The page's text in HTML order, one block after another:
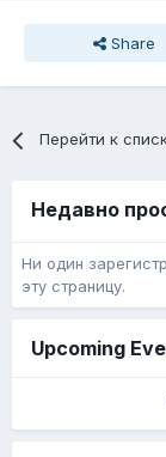
Share
Перейти к
Недавно
Ни один
эту страницу.
Upcoming